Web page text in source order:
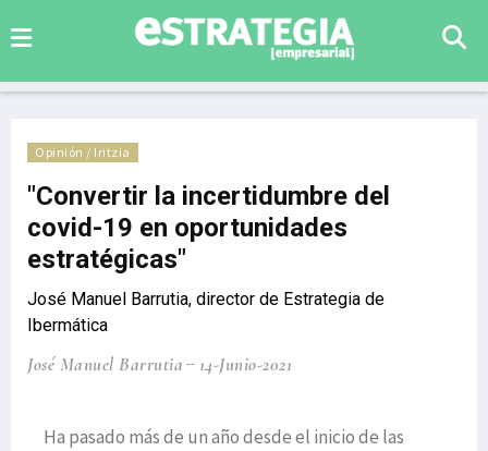
Opinión / Iritzia
"Convertir la incertidumbre del
covid-19 en oportunidades
estratégicas"
José Manuel Barrutia, director de Estrategia de
Ibermática
José Manuel Barrutia 14-Junio-2021
Ha pasado más de un año desde el inicio de las